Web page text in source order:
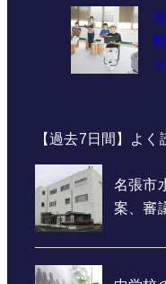
で
【過去7日間】よ